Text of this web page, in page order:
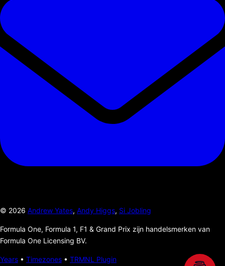
© 2026 Andrew Yates, Andy Higgs, Si Jobling
Formula One, Formula 1, F1 & Grand Prix zijn handelsmerken van
Formula One Licensing BV.
Years • Timezones • TRMNL Plugin